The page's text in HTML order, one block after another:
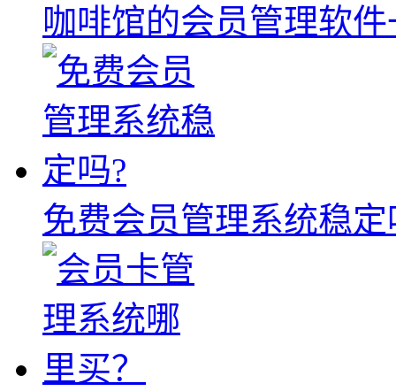
咖啡馆的会员管理软
免费会员管理系统稳定